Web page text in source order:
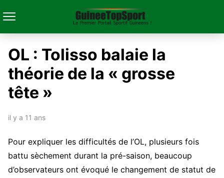
OL : Tolisso balaie la
théorie de la « grosse
tête »
il y a 11 ans
Pour expliquer les difficultés de l’OL, plusieurs fois
battu sèchement durant la pré-saison, beaucoup
d’observateurs ont évoqué le changement de statut de